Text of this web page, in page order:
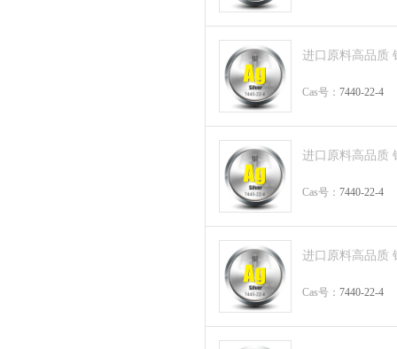
进口原料高品质
Cas号： 7440-22-4
进口原料高品质
Cas号： 7440-22-4
进口原料高品质
Cas号： 7440-22-4